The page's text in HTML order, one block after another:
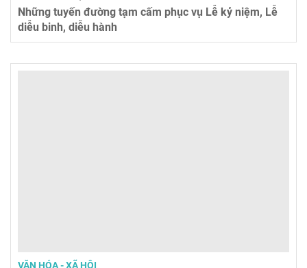
Những tuyến đường tạm cấm phục vụ Lễ kỷ niệm, Lễ
diễu binh, diễu hành
VĂN HÓA - XÃ HỘI